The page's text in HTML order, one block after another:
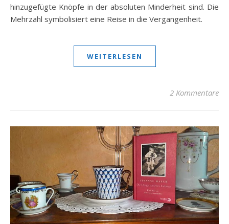
hinzugefügte Knöpfe in der absoluten Minderheit sind. Die
Mehrzahl symbolisiert eine Reise in die Vergangenheit.
WEITERLESEN
2 Kommentare